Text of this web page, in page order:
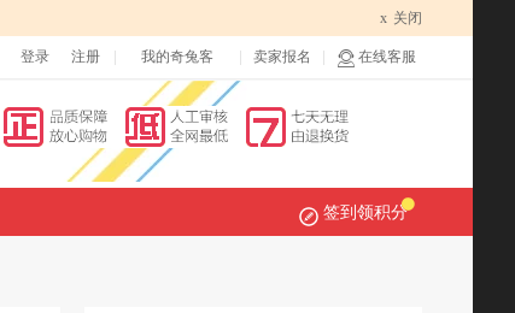
x 关闭
登录 注册 我的奇兔客 卖家报名 在线客服
签到领积分